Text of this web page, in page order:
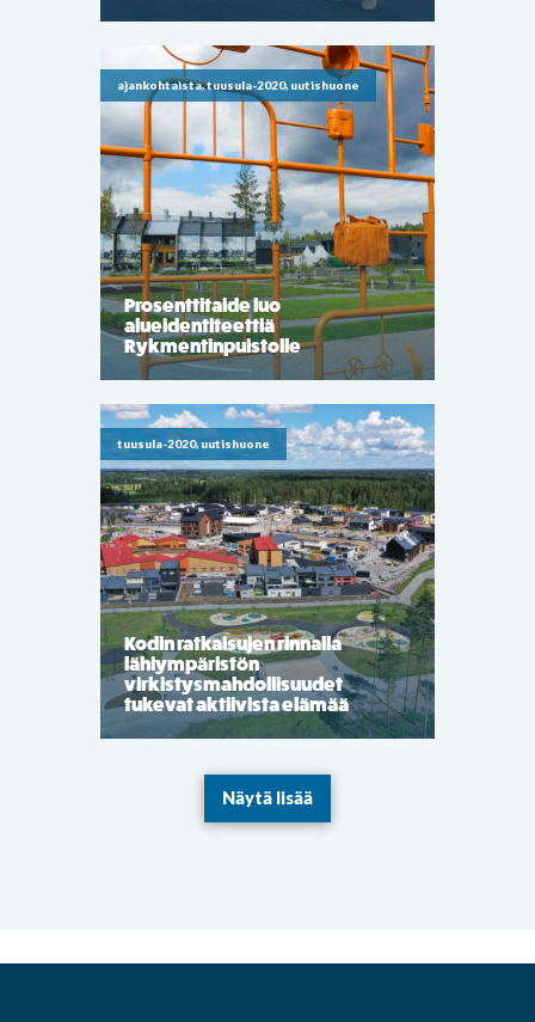
ajankohtaista, tuusula-2020, uutishuone
Prosenttitaide luo
alueidentiteettiä
Rykmentinpuistolle
tuusula-2020, uutishuone
Kodin ratkaisujen rinnalla
lähiympäristön
virkistysmahdollisuudet
tukevat aktiivista elämää
Näytä lisää